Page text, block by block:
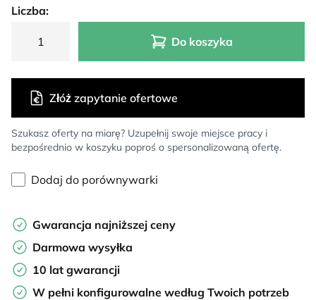
Liczba:
Do koszyka
Szukasz oferty na miarę? Uzupełnij swoje miejsce pracy i
bezpośrednio w koszyku poproś o spersonalizowaną ofertę.
Złóż zapytanie ofertowe
Dodaj do porównywarki
Gwarancja najniższej ceny
Darmowa wysyłka
10 lat gwarancji
W pełni konfigurowalne według Twoich potrzeb